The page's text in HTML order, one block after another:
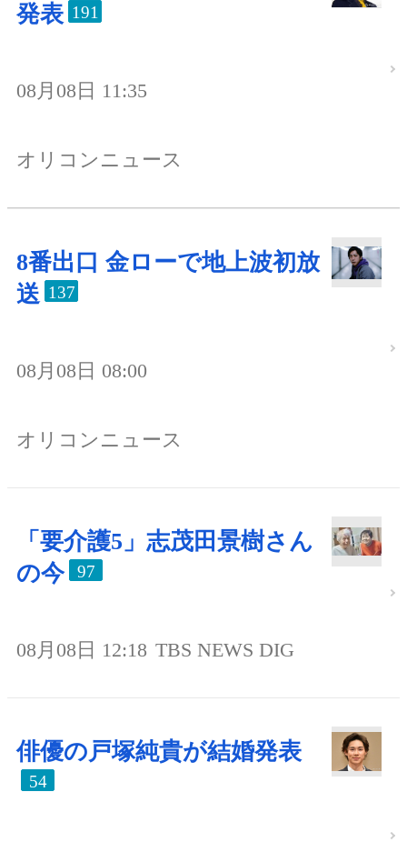
発表 191
08月08日 11:35
オリコンニュース
8番出口 金ローで地上波初放
送 137
08月08日 08:00
オリコンニュース
「要介護5」志茂田景樹さん
の今
97
08月08日 12:18 TBS NEWS DIG
俳優の戸塚純貴が結婚発表
54